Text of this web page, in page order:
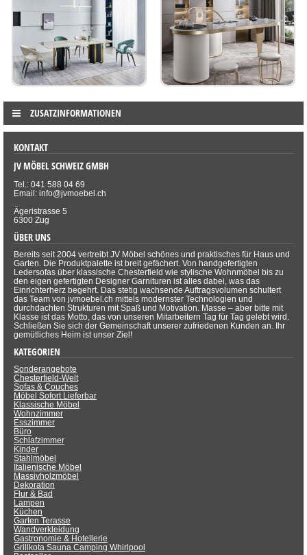
ZUSATZINFORMATIONEN
KONTAKT
JV MÖBEL SCHWEIZ GMBH
Tel.: 041 588 04 69
Email: info@jvmoebel.ch
Ägeristrasse 5
6300 Zug
ÜBER UNS
Bereits seit 2004 vertreibt JV Möbel schönes und praktisches für Haus und
Garten. Die Produktpalette ist breit gefächert. Von handgefertigten
Ledersofas über klassische Chesterfield wie stylische Wohnmöbel bis zu
den eigen gefertigten Designer Garnituren ist alles dabei, was das
Einrichterherz begehrt. Das stetig wachsende Auftragsvolumen schultert
das Team von jvmoebel.ch mittels modernster Technologien und
durchdachten Strukturen mit Spaß und Motivation. Masse – aber bitte mit
Klasse ist das Motto, das von unseren Mitarbeitern Tag für Tag gelebt wird.
Schließen Sie sich der Gemeinschaft unserer zufriedenen Kunden an. Ihr
gemütliches Heim ist unser Ziel!
KATEGORIEN
Sonderangebote
Chesterfield-Welt
Sofas & Couches
Möbel Sofort Lieferbar
Klassische Möbel
Wohnzimmer
Esszimmer
Büro
Schlafzimmer
Kinder
Stahlmöbel
Italienische Möbel
Massivholzmöbel
Dekoration
Flur & Bad
Lampen
Küchen
Garten Terasse
Wandverkleidung
Gastronomie & Hotellerie
Grillkota Sauna Camping Whirlpool